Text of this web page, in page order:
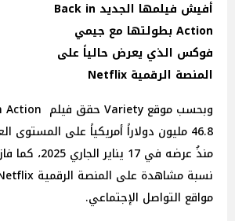
أفيش فيلمها الجديد Back in
Action بطولتها مع جيمي
فوكس الذي يعرض حالياً على
المنصة الرقمية Netflix
46.8 مليون دولاراً أمريكياً على المستوى
منذُ عرضه في 17
مواقع التواصل الإجتماعي.